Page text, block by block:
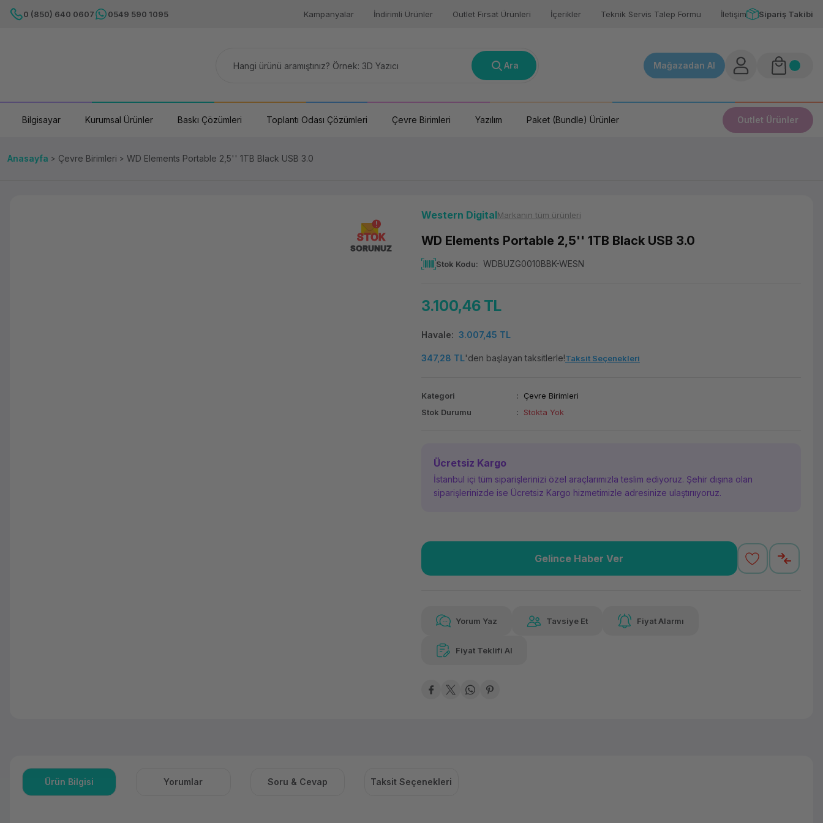
0 (850) 640 0607 0549 590 1095 Kampanyalar İndirimli Ürünler Outlet Fırsat Ürünleri İçerikler Teknik Servis Talep Formu İletişim Sipariş Takibi
Ara Mağazadan Al
Bilgisayar Kurumsal Ürünler Baskı Çözümleri Toplantı Odası Çözümleri Çevre Birimleri Yazılım Paket (Bundle) Ürünler Outlet Ürünler
Anasayfa Çevre Birimleri WD Elements Portable 2,5'' 1TB Black USB 3.0
STOK
SORUNUZ
Western DigitalMarkanın tüm ürünleri
WD Elements Portable 2,5'' 1TB Black USB 3.0
Stok Kodu WDBUZG0010BBK-WESN
3.100,46 TL
Havale 3.007,45 TL
347,28 TL'den başlayan taksitlerle!Taksit Seçenekleri
Kategori
Çevre Birimleri
Stok Durumu
Stokta Yok
Ücretsiz Kargo
İstanbul içi tüm siparişlerinizi özel araçlarımızla teslim ediyoruz. Şehir dışına olan
siparişlerinizde ise Ücretsiz Kargo hizmetimizle adresinize ulaştırııyoruz.
347,28 TL
Gelince Haber Ver
Yorum Yaz Tavsiye Et Fiyat Alarmı
Fiyat Teklifi Al
Ürün Bilgisi Yorumlar Soru & Cevap Taksit Seçenekleri